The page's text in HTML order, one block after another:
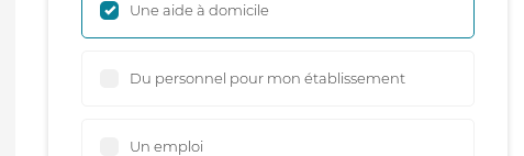
Une aide à domicile
Du personnel pour mon établissement
Un emploi